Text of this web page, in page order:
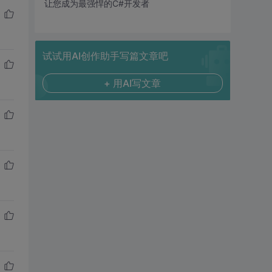
让您成为最强悍的C#开发者
试试用AI创作助手写篇文章吧
+ 用AI写文章